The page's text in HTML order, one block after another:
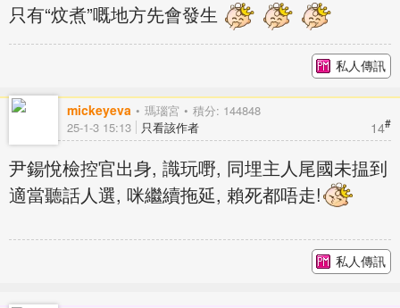
只有“炆煮”嘅地方先會發生
私人傳訊
mickeyeva 瑪瑙宮 積分: 144848
14#
25-1-3 15:13 只看該作者
尹鍚悅檢控官出身, 識玩嘢, 同埋主人尾國未揾到
適當聽話人選, 咪繼續拖延, 賴死都唔走!
私人傳訊